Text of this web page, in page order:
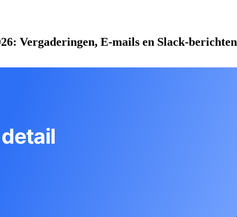
Vergaderingen, E-mails en Slack-berichten